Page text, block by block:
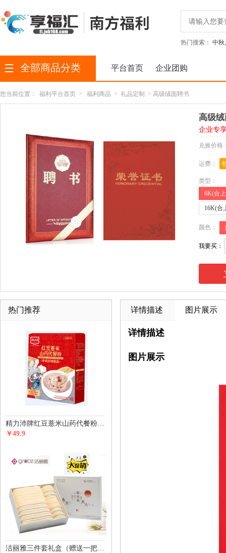
热门搜索： 中秋
全部商品分类 平台首页 企业团购
您当前位置： 福利平台首页 > 福利商品 > 礼品定制 > 高级绒面聘书
高级
企业专
兑换价格
运费：
类型：
6K(合
16K(合
颜色：
我要买：
热门推荐
精力沛牌红豆薏米山药代餐粉450g(30g*15包)
￥49.9
洁丽雅三件套礼盒（赠送一把价值29元天堂伞）
详情描述 图片展示
详情描述
图片展示